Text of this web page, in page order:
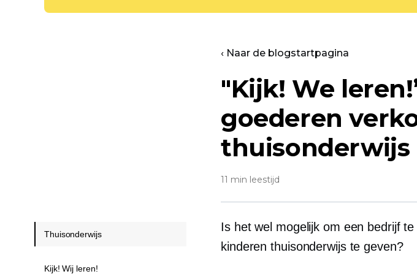
‹ Naar de blogstartpagina
"Kijk! We
goederen
thuisonderwijs
11 min leestijd
Is het wel mogelijk om een ​​bedrijf
kinderen thuisonderwijs te geven?
Thuisonderwijs
Kijk! Wij leren!